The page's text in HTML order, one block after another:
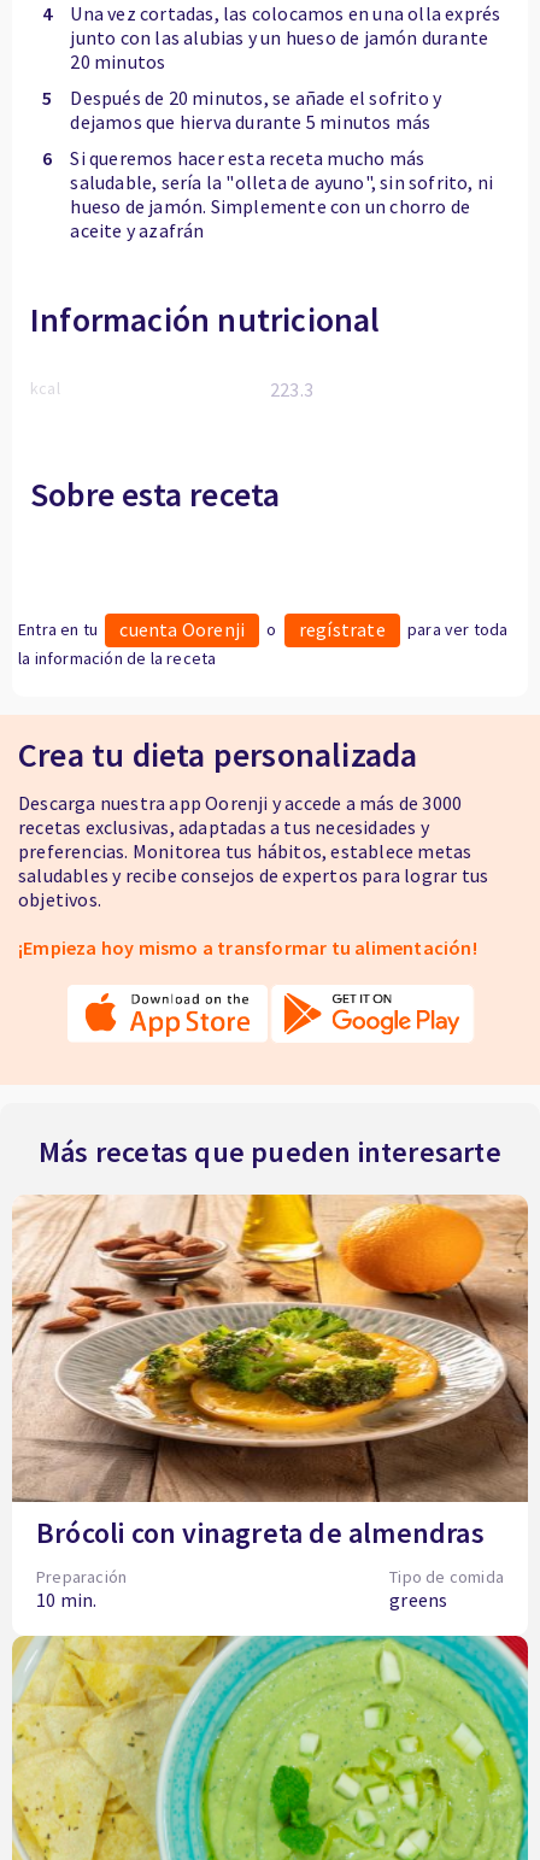
4
Una vez cortadas, las colocamos en una olla exprés
junto con las alubias y un hueso de jamón durante
20 minutos
5
Después de 20 minutos, se añade el sofrito y
dejamos que hierva durante 5 minutos más
6
Si queremos hacer esta receta mucho más
saludable, sería la "olleta de ayuno", sin sofrito, ni
hueso de jamón. Simplemente con un chorro de
aceite y azafrán
Información nutricional
kcal 223.3
Sobre esta receta
Entra en tu cuenta Oorenji o regístrate
para ver toda
la información de la receta
Crea tu dieta personalizada
Descarga nuestra app Oorenji y accede a más de 3000
recetas exclusivas, adaptadas a tus necesidades y
preferencias. Monitorea tus hábitos, establece metas
saludables y recibe consejos de expertos para lograr tus
objetivos.
¡Empieza hoy mismo a transformar tu alimentación!
Más recetas que pueden interesarte
Brócoli con vinagreta de almendras
Preparación
10 min.
Tipo de comida
greens